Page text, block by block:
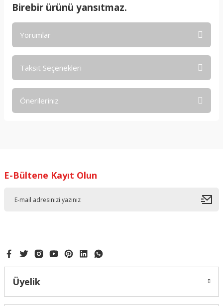
Birebir ürünü yansıtmaz.
Yorumlar
Taksit Seçenekleri
Önerileriniz
Ürün resmi kalitesiz, bozuk veya görüntülenemiyor.
E-Bültene Kayıt Olun
Üyelik